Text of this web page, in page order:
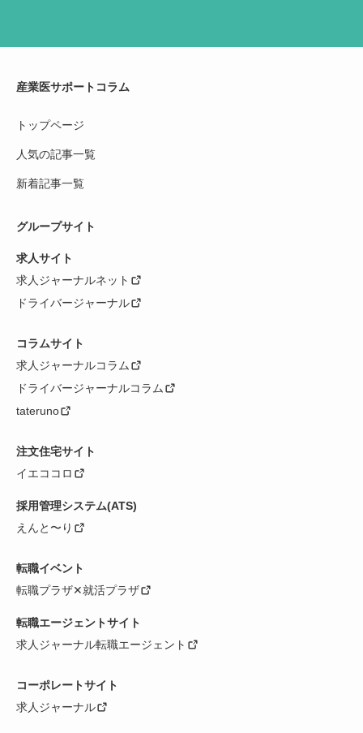
産業医サポートコラム
トップページ
人気の記事一覧
新着記事一覧
グループサイト
求人サイト
求人ジャーナルネット
ドライバージャーナル
コラムサイト
求人ジャーナルコラム
ドライバージャーナルコラム
tateruno
注文住宅サイト
イエココロ
採用管理システム(ATS)
えんと〜り
転職イベント
転職プラザ✕就活プラザ
転職エージェントサイト
求人ジャーナル転職エージェント
コーポレートサイト
求人ジャーナル